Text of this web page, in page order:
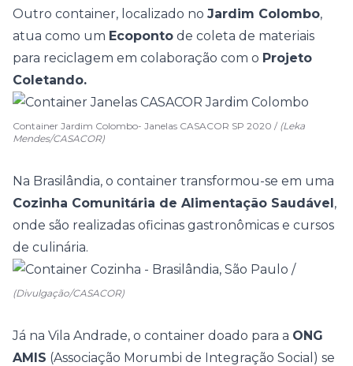
Outro container, localizado no Jardim Colombo,
atua como um Ecoponto de coleta de materiais
para reciclagem em colaboração com o Projeto
Coletando.
Container Jardim Colombo- Janelas CASACOR SP 2020 / (Leka
Mendes/CASACOR)
Na Brasilândia, o container transformou-se em uma
Cozinha Comunitária de Alimentação Saudável,
onde são realizadas oficinas gastronômicas e cursos
de culinária.
(Divulgação/CASACOR)
Já na Vila Andrade, o container doado para a ONG
AMIS (Associação Morumbi de Integração Social) se